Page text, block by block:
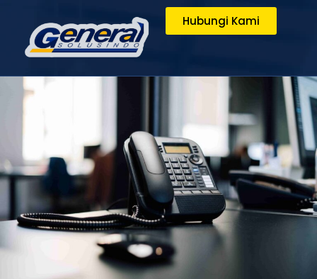
Hubungi Kami